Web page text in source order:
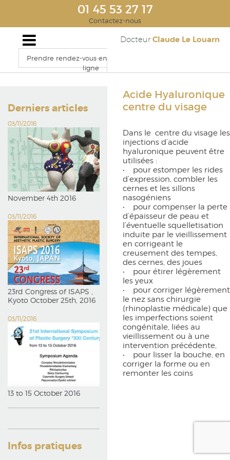
01 45 53 27 17
Contactez-nous
Docteur Claude Le Louarn
Prendre rendez-vous en
ligne
Derniers articles
03/11/2016
November 4th 2016
03/11/2016
23rd Congress of ISAPS ,
Kyoto October 25th, 2016
03/11/2016
13 to 15 October 2016
Infos pratiques
Acide Hyaluronique
centre du visage
Dans le centre du visage les
injections d’acide
hyaluronique peuvent être
utilisées :
• pour estomper les rides
d’expression, combler les
cernes et les sillons
nasogéniens
• pour compenser la perte
d’épaisseur de peau et
l’éventuelle squelletisation
induite par le vieillissement
en corrigeant le
creusement des tempes,
des cernes, des joues
• pour étirer légèrement
les yeux
• pour corriger légèrement
le nez sans chirurgie
(rhinoplastie médicale) que
les imperfections soient
congénitale, liées au
vieillissement ou à une
intervention précédente,
• pour lisser la bouche, en
corriger la forme ou en
remonter les coins